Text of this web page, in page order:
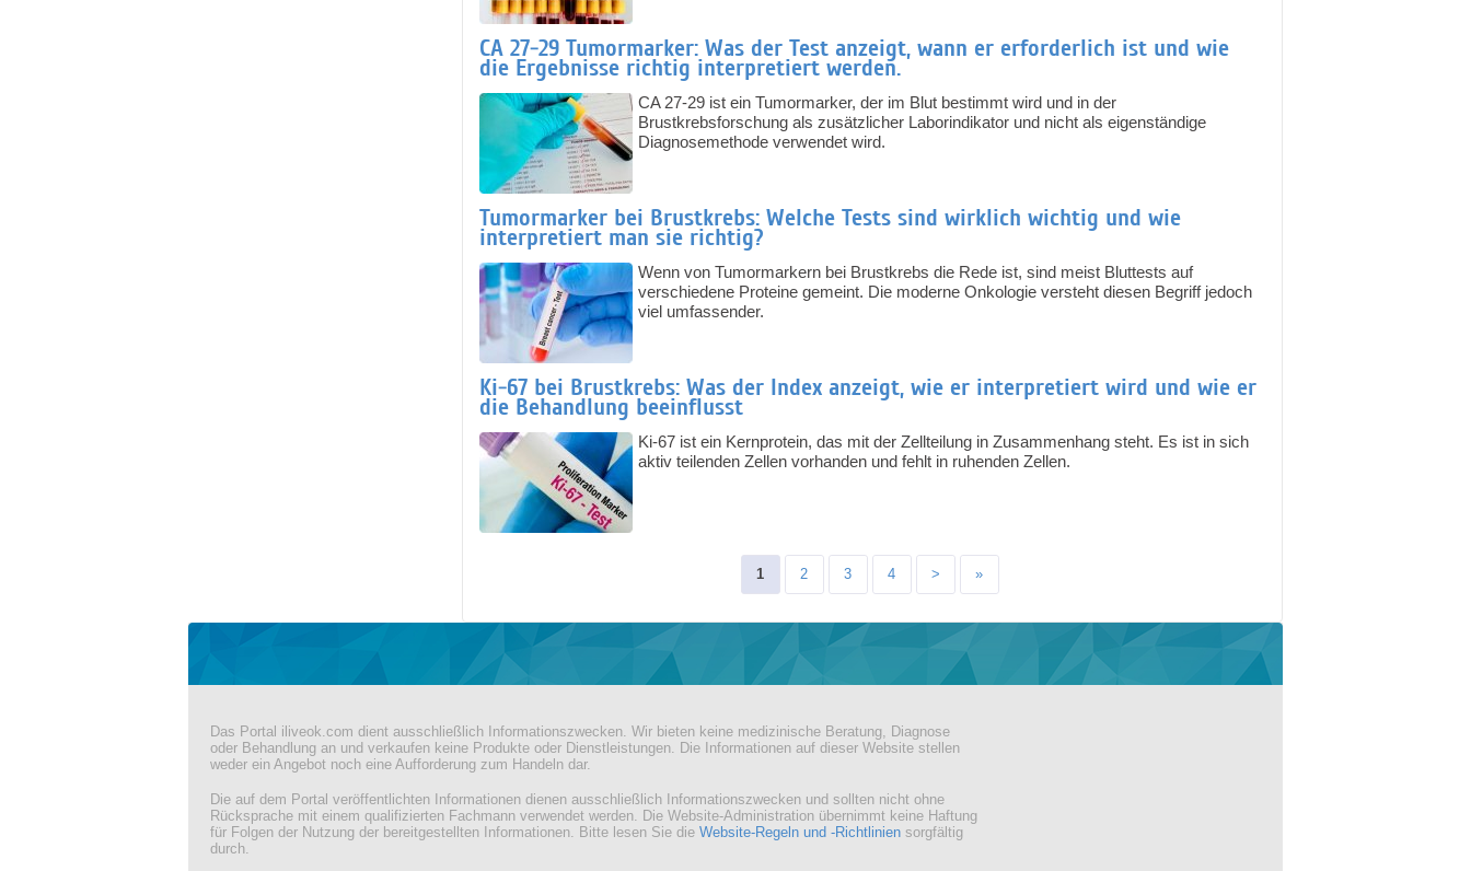
CA 27-29 Tumormarker: Was der Test anzeigt, wann er erforderlich ist und wie
die Ergebnisse richtig interpretiert werden.
CA 27-29 ist ein Tumormarker, der im Blut bestimmt wird und in der
Brustkrebsforschung als zusätzlicher Laborindikator und nicht als eigenständige
Diagnosemethode verwendet wird.
Tumormarker bei Brustkrebs: Welche Tests sind wirklich wichtig und wie
interpretiert man sie richtig?
Wenn von Tumormarkern bei Brustkrebs die Rede ist, sind meist Bluttests auf
verschiedene Proteine gemeint. Die moderne Onkologie versteht diesen Begriff jedoch
viel umfassender.
Ki-67 bei Brustkrebs: Was der Index anzeigt, wie er interpretiert wird und wie er
die Behandlung beeinflusst
Ki-67 ist ein Kernprotein, das mit der Zellteilung in Zusammenhang steht. Es ist in sich
aktiv teilenden Zellen vorhanden und fehlt in ruhenden Zellen.
1 2 3 4 > »
Das Portal iliveok.com dient ausschließlich Informationszwecken. Wir bieten keine medizinische Beratung, Diagnose
oder Behandlung an und verkaufen keine Produkte oder Dienstleistungen. Die Informationen auf dieser Website stellen
weder ein Angebot noch eine Aufforderung zum Handeln dar.
Die auf dem Portal veröffentlichten Informationen dienen ausschließlich Informationszwecken und sollten nicht ohne
Rücksprache mit einem qualifizierten Fachmann verwendet werden. Die Website-Administration übernimmt keine Haftung
für Folgen der Nutzung der bereitgestellten Informationen. Bitte lesen Sie die Website-Regeln und -Richtlinien sorgfältig
durch.